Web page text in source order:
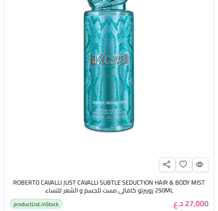
ROBERTO CAVALLI JUST CAVALLI SUBTLE SEDUCTION HAIR & BODY MIST
250ML روبيرتو كافالي مست للجسم و الشعر للنساء
27,000 د.ع productList.inStock